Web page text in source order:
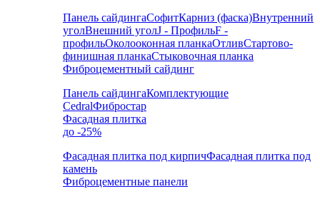
Панель сайдингаСофитКарниз (фаска)Внутренний
уголВнешний уголJ - ПрофильF -
профильОколооконная планкаОтливСтартово-
финишная планкаСтыковочная планка
Фиброцементный сайдинг
Панель сайдингаКомплектующие
CedralФибростар
Фасадная плитка
до -25%
Фасадная плитка под кирпичФасадная плитка под
камень
Фиброцементные панели